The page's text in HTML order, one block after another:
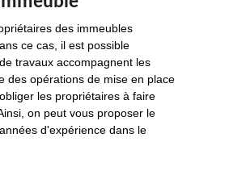
des immeubles
ce cas, il est possible
travaux accompagnent les
des opérations de mise en place
les propriétaires à faire
on peut vous proposer le
d'expérience dans le